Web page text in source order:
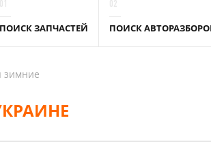
ПОИСК ЗАПЧАСТЕЙ ПОИСК